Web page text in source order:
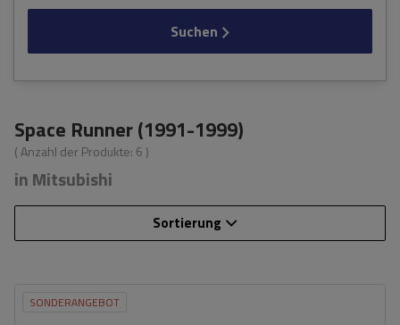
Suchen
Space Runner (1991-1999)
( Anzahl der Produkte: 6 )
in Mitsubishi
Sortierung
SONDERANGEBOT